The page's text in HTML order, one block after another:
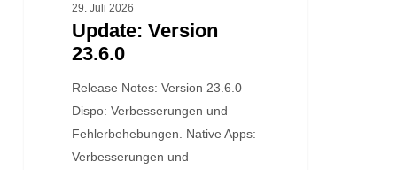
29. Juli 2026
Update: Version
23.6.0
Release Notes: Version 23.6.0
Dispo: Verbesserungen und
Fehlerbehebungen. Native Apps:
Verbesserungen und